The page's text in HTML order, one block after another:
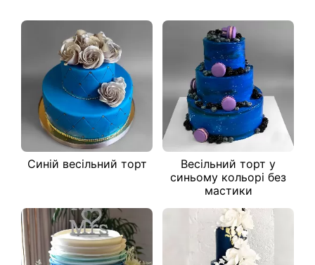
Синій весільний торт
Весільний торт у
синьому кольорі без
мастики